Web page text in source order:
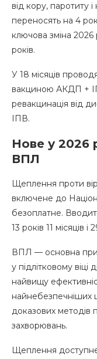
від кору, паротиту
переносять на 4
ключова зміна
років.
У 18 місяців
вакциною АКДП +
ревакцинація від
ІПВ.
Нове у 2026
ВПЛ
Щеплення проти
включене до
безоплатне.
13 років 11 місяців і
ВПЛ — основна
у підлітковому
найвищу
найнебезпечніших
доказових методів
захворювань.
Щеплення